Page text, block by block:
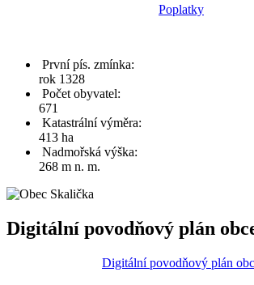
Poplatky
První pís. zmínka:
rok 1328
Počet obyvatel:
671
Katastrální výměra:
413 ha
Nadmořská výška:
268 m n. m.
Digitální povodňový plán
Digitální povodňový plán